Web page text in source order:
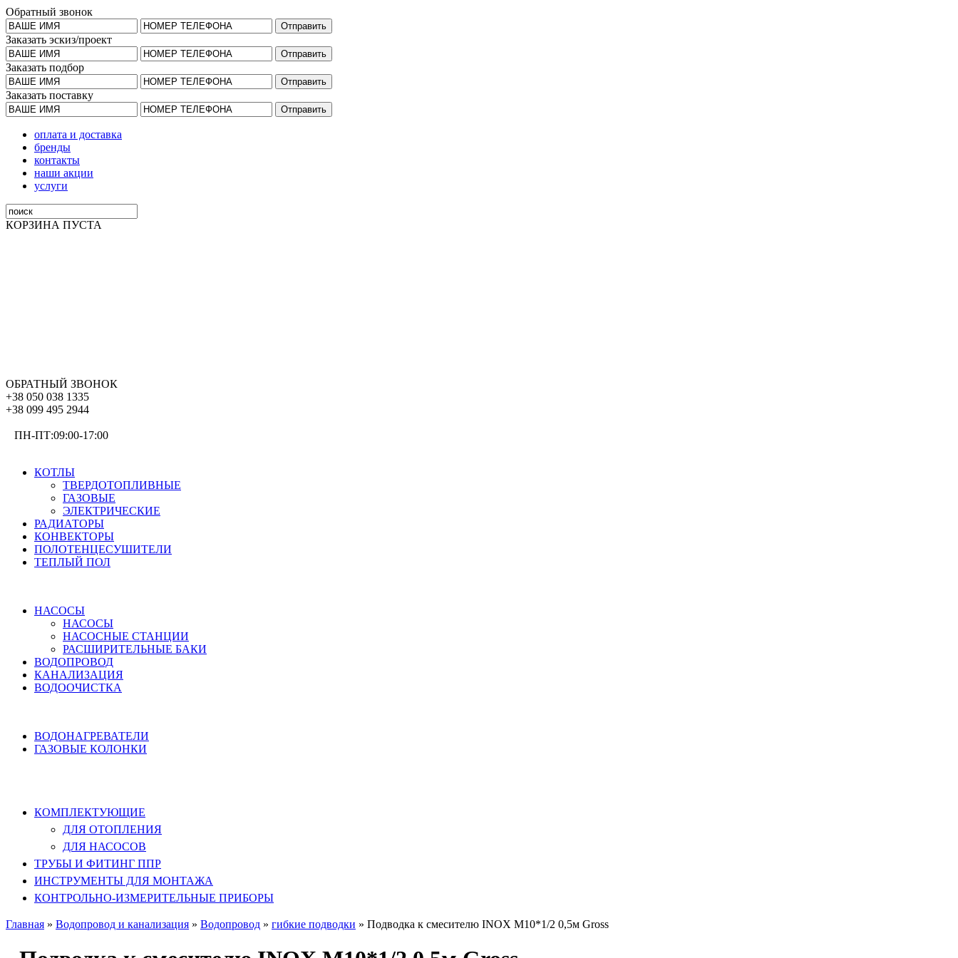
Обратный звонок
Заказать эскиз/проект
Заказать подбор
Заказать поставку
оплата и доставка
бренды
контакты
наши акции
услуги
КОРЗИНА ПУСТА
ОБРАТНЫЙ ЗВОНОК
+38 050 038 1335
+38 099 495 2944
ПН-ПТ:09:00-17:00
КОТЛЫ
ТВЕРДОТОПЛИВНЫЕ
ГАЗОВЫЕ
ЭЛЕКТРИЧЕСКИЕ
РАДИАТОРЫ
КОНВЕКТОРЫ
ПОЛОТЕНЦЕСУШИТЕЛИ
ТЕПЛЫЙ ПОЛ
НАСОСЫ
НАСОСЫ
НАСОСНЫЕ СТАНЦИИ
РАСШИРИТЕЛЬНЫЕ БАКИ
ВОДОПРОВОД
КАНАЛИЗАЦИЯ
ВОДООЧИСТКА
ВОДОНАГРЕВАТЕЛИ
ГАЗОВЫЕ КОЛОНКИ
КОМПЛЕКТУЮЩИЕ
ДЛЯ ОТОПЛЕНИЯ
ДЛЯ НАСОСОВ
ТРУБЫ И ФИТИНГ ППР
ИНСТРУМЕНТЫ ДЛЯ МОНТАЖА
КОНТРОЛЬНО-ИЗМЕРИТЕЛЬНЫЕ ПРИБОРЫ
Главная » Водопровод и канализация » Водопровод » гибкие подводки » Подводка к смесителю INOX M10*1/2 0,5м Gross